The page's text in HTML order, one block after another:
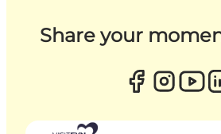
Share your